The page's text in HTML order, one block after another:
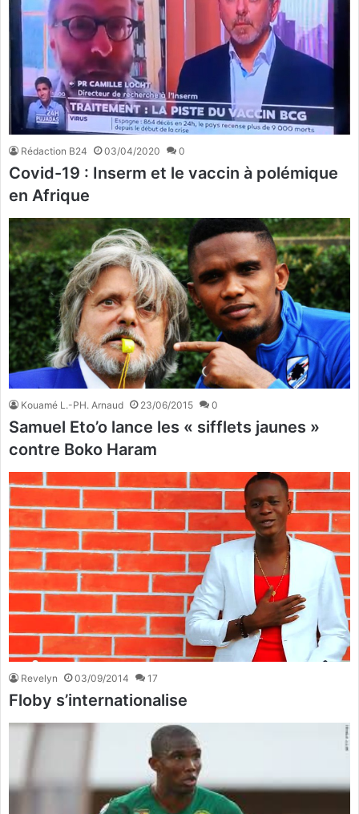
Rédaction B24 03/04/2020 0
Covid-19 : Inserm et le vaccin à polémique
en Afrique
Kouamé L.-PH. Arnaud 23/06/2015 0
Samuel Eto’o lance les « sifflets jaunes »
contre Boko Haram
Revelyn 03/09/2014 17
Floby s’internationalise